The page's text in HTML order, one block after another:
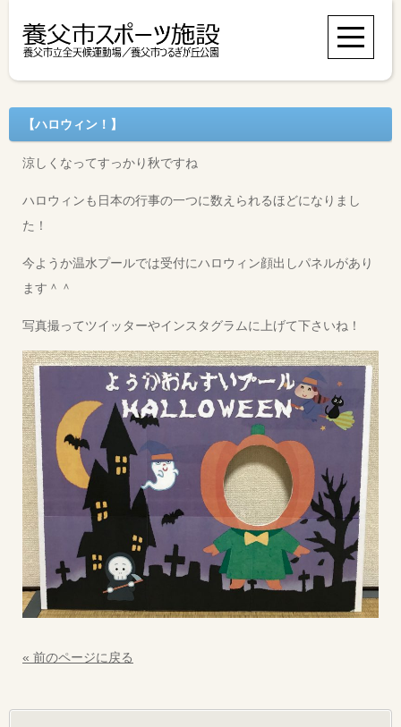
【ハロウィン！】
涼しくなってすっかり秋ですね
ハロウィンも日本の行事の一つに数えられるほどになりまし
た！
今ようか温水プールでは受付にハロウィン顔出しパネルがあり
ます＾＾
写真撮ってツイッターやインスタグラムに上げて下さいね！
« 前のページに戻る